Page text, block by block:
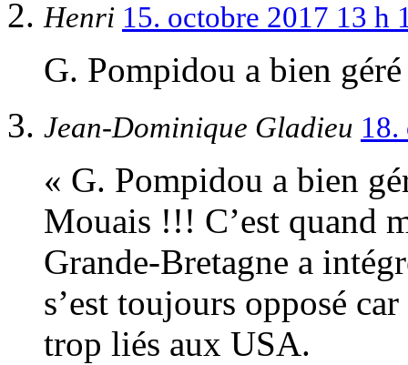
Henri 15. octobre 2017 13 h
G. Pompidou a bien
Jean-Dominique Gladieu
« G. Pompidou a bien
Mouais !!! C’est quand
Grande-Bretagne a
s’est toujours opposé
trop liés aux USA.